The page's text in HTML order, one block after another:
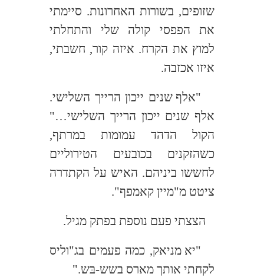
שזופים, בשורות האחרונות. סיימתי
את הפפסי קולה שלי והתחלתי
למוץ את הקרח. איזה קור, חשבתי,
איזו אכזבה.
"אלף שנים ייכון הרייך השלישי.
אלף שנים ייכון הרייך השלישי…"
הקול הדהד עמומות במרתף,
כשהזקנים בכובעים הטירוליים
לחששו ביניהם. האיש על הקתדרה
ציטט מ"מיין קאמפף".
הצצתי פעם נוספת בפתק מגיל.
"יא מניאק, כמה פעמים בג"וליס
לקחתי אותך מארס בשש-בּש."